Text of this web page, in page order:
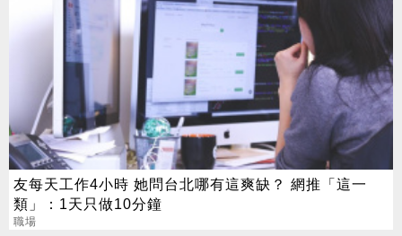
友每天工作4小時 她問台北哪有這爽缺？ 網推「這一
類」：1天只做10分鐘
職場